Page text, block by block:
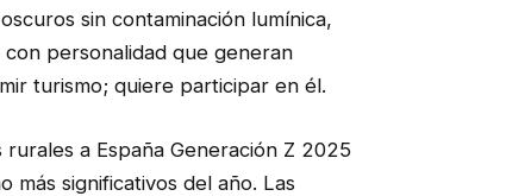
sin contaminación lumínica,
personalidad que generan
turismo; quiere participar en él.
a España Generación Z 2025
más significativos del año. Las